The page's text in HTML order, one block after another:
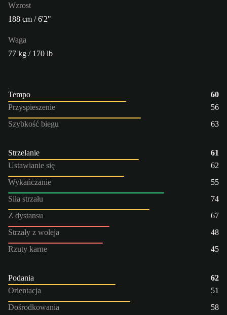
Wzrost
188 cm / 6'2"
Waga
77 kg / 170 lb
Tempo
60
Przyspieszenie
56
Szybkość biegu
63
Strzelanie
61
Ustawianie się
62
Wykańczanie
55
Siła strzału
74
Z dystansu
67
Strzały z woleja
48
Rzuty karne
45
Podania
62
Orientacja
51
Dośrodkowania
58